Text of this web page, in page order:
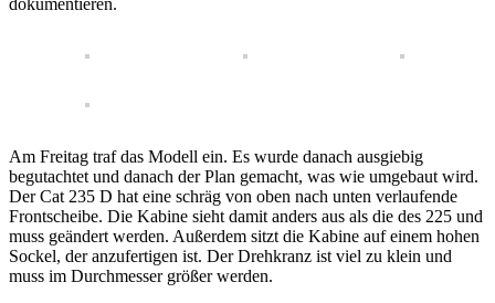
dokumentieren.
Am Freitag traf das Modell ein. Es wurde danach ausgiebig
begutachtet und danach der Plan gemacht, was wie umgebaut wird.
Der Cat 235 D hat eine schräg von oben nach unten verlaufende
Frontscheibe. Die Kabine sieht damit anders aus als die des 225 und
muss geändert werden. Außerdem sitzt die Kabine auf einem hohen
Sockel, der anzufertigen ist. Der Drehkranz ist viel zu klein und
muss im Durchmesser größer werden.